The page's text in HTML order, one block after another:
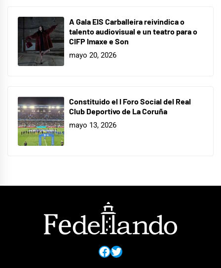
A Gala EIS Carballeira reivindica o
talento audiovisual e un teatro para o
CIFP Imaxe e Son
mayo 20, 2026
Constituido el I Foro Social del Real
Club Deportivo de La Coruña
mayo 13, 2026
Facebook
Twitter